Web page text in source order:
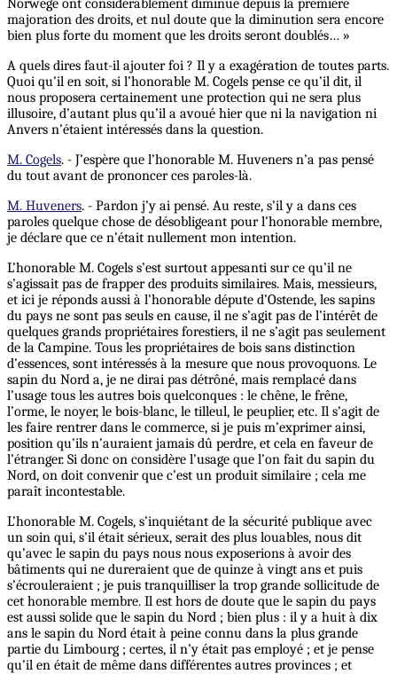
Norwége ont considérablement diminué depuis la première
majoration des droits, et nul doute que la diminution sera encore
bien plus forte du moment que les droits seront doublés… »
A quels dires faut-il ajouter foi ? Il y a exagération de toutes parts.
Quoi qu’il en soit, si l’honorable M. Cogels pense ce qu’il dit, il
nous proposera certainement une protection qui ne sera plus
illusoire, d’autant plus qu’il a avoué hier que ni la navigation ni
Anvers n’étaient intéressés dans la question.
M. Cogels. - J’espère que l’honorable M. Huveners n’a pas pensé
du tout avant de prononcer ces paroles-là.
M. Huveners. - Pardon j’y ai pensé. Au reste, s’il y a dans ces
paroles quelque chose de désobligeant pour l’honorable membre,
je déclare que ce n’était nullement mon intention.
L’honorable M. Cogels s’est surtout appesanti sur ce qu’il ne
s’agissait pas de frapper des produits similaires. Mais, messieurs,
et ici je réponds aussi à l’honorable députe d’Ostende, les sapins
du pays ne sont pas seuls en cause, il ne s’agit pas de l’intérêt de
quelques grands propriétaires forestiers, il ne s’agit pas seulement
de la Campine. Tous les propriétaires de bois sans distinction
d’essences, sont intéressés à la mesure que nous provoquons. Le
sapin du Nord a, je ne dirai pas détrôné, mais remplacé dans
l’usage tous les autres bois quelconques : le chêne, le frêne,
l’orme, le noyer, le bois-blanc, le tilleul, le peuplier, etc. Il s’agit de
les faire rentrer dans le commerce, si je puis m’exprimer ainsi,
position qu’ils n’auraient jamais dû perdre, et cela en faveur de
l’étranger. Si donc on considère l’usage que l’on fait du sapin du
Nord, on doit convenir que c’est un produit similaire ; cela me
paraît incontestable.
L’honorable M. Cogels, s’inquiétant de la sécurité publique avec
un soin qui, s’il était sérieux, serait des plus louables, nous dit
qu’avec le sapin du pays nous nous exposerions à avoir des
bâtiments qui ne dureraient que de quinze à vingt ans et puis
s’écrouleraient ; je puis tranquilliser la trop grande sollicitude de
cet honorable membre. Il est hors de doute que le sapin du pays
est aussi solide que le sapin du Nord ; bien plus : il y a huit à dix
ans le sapin du Nord était à peine connu dans la plus grande
partie du Limbourg ; certes, il n’y était pas employé ; et je pense
qu’il en était de même dans différentes autres provinces ; et